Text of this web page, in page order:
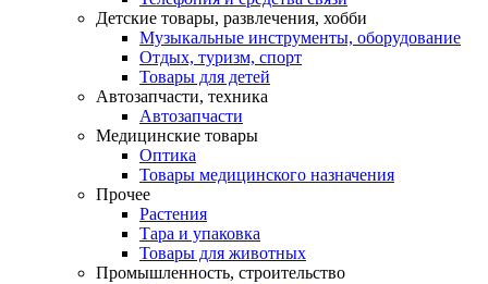
Детские товары, развлечения, хобби
Музыкальные инструменты, оборудование
Отдых, туризм, спорт
Товары для детей
Автозапчасти, техника
Автозапчасти
Медицинские товары
Оптика
Товары медицинского назначения
Прочее
Растения
Тара и упаковка
Товары для животных
Промышленность, строительство